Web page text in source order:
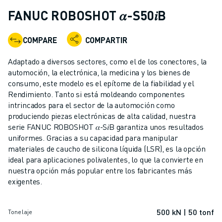
ROBOTS COLABORATIVOS
GAMA DE ROBOTS
CONTROLADORES DE ROBOTS
ACCESORIOS PARA ROBOTS
SOFTWARE PARA ROBOTS
SOFTWARE DE SIMULACIÓN
ROBOTS EDUCATIVOS
AUTOMATIZACIÓN ROBÓTICA
ROBOTS DE SOLDADURA POR ARCO
ROBOTS ARTICULADOS
SERIE ARC MATE
SERIE M-900
ROBOTS DELTA
ROBOTS PARA ALIMENTOS Y SALAS BLANCAS
ROBOTS PARA PALETIZADO
FANUC ROBOSHOT 𝛼-S50𝑖B
COMPARE COMPARTIR
Adaptado a diversos sectores, como el de los conectores, la
automoción, la electrónica, la medicina y los bienes de
consumo, este modelo es el epítome de la fiabilidad y el
Rendimiento. Tanto si está moldeando componentes
intrincados para el sector de la automoción como
produciendo piezas electrónicas de alta calidad, nuestra
serie FANUC ROBOSHOT 𝛼-S𝑖B garantiza unos resultados
uniformes. Gracias a su capacidad para manipular
materiales de caucho de silicona líquida (LSR), es la opción
ideal para aplicaciones polivalentes, lo que la convierte en
nuestra opción más popular entre los fabricantes más
exigentes.
Tonelaje 500 kN | 50 tonf